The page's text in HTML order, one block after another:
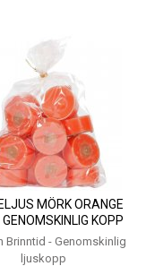
MÖRK ORANGE
KOPP
4H
Brinntid - Genomskinlig
ljuskopp